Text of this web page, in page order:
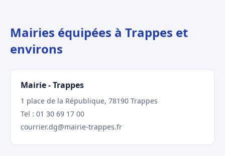
Mairies équipées à Trappes et
environs
Mairie - Trappes
1 place de la République, 78190 Trappes
Tel : 01 30 69 17 00
courrier.dg@mairie-trappes.fr